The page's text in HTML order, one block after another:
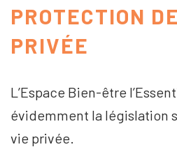
PROTECTION
PRIVÉE
L’Espace Bien-être
évidemment la législation
vie privée.